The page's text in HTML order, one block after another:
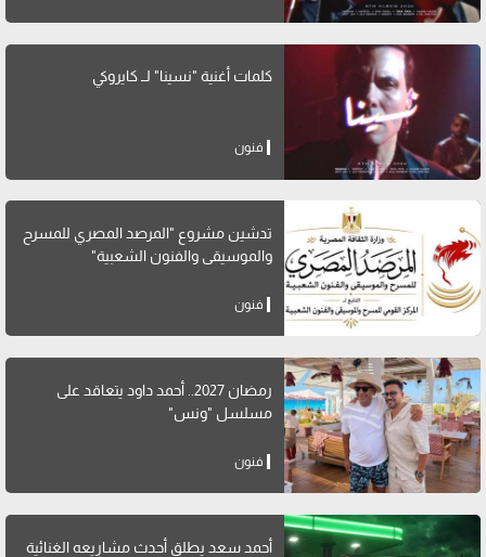
كلمات أغنية "نسينا" لــ كايروكي
فنون
تدشين مشروع "المرصد المصري للمسرح
والموسيقى والفنون الشعبية"
فنون
رمضان 2027.. أحمد داود يتعاقد على
مسلسل "ونس"
فنون
أحمد سعد يطلق أحدث مشاريعه الغنائية